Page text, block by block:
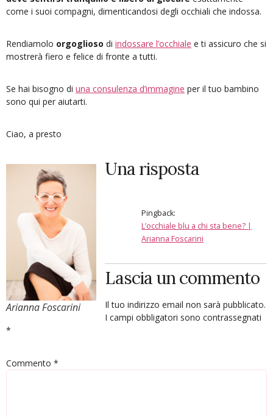
come i suoi compagni, dimenticandosi degli occhiali che indossa.
Rendiamolo orgoglioso di indossare l’occhiale e ti assicuro che si
mostrerà fiero e felice di fronte a tutti.
Se hai bisogno di una consulenza d’immagine per il tuo bambino
sono qui per aiutarti.
Ciao, a presto
Arianna Foscarini
Una risposta
Pingback:
L’occhiale blu a chi sta bene? |
Arianna Foscarini
Lascia un commento
Il tuo indirizzo email non sarà pubblicato.
I campi obbligatori sono contrassegnati
*
Commento *